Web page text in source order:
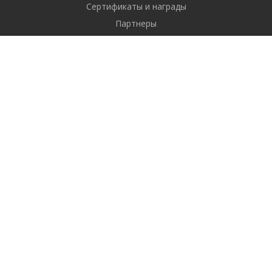
Сертификаты и награды
Партнеры